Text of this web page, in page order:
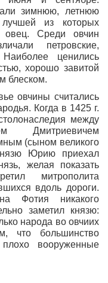
зимнюю, летнюю
из которых
овец. Среди овчин
петровские,
ценились
хорошо завитой
блеском.
овчины считались
Когда в 1425 г.
между
Дмитриевичем
(сыном великого
Юрию приехал
желая показать
митрополита
вдоль дороги.
Фотия никакого
заметил князю:
народа во овчиих
что большинство
вооруженные